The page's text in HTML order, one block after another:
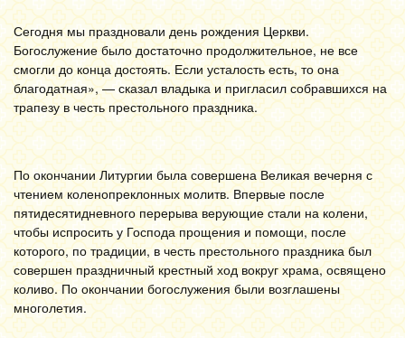
Сегодня мы праздновали день рождения Церкви.
Богослужение было достаточно продолжительное, не все
смогли до конца достоять. Если усталость есть, то она
благодатная», — сказал владыка и пригласил собравшихся на
трапезу в честь престольного праздника.
По окончании Литургии была совершена Великая вечерня с
чтением коленопреклонных молитв. Впервые после
пятидесятидневного перерыва верующие стали на колени,
чтобы испросить у Господа прощения и помощи, после
которого, по традиции, в честь престольного праздника был
совершен праздничный крестный ход вокруг храма, освящено
коливо. По окончании богослужения были возглашены
многолетия.